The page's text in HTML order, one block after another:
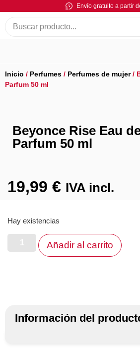
Envío gratuito a partir
Inicio / Perfumes / Perfumes de mujer/
Parfum 50 ml
Beyonce Rise Eau
Parfum 50 ml
19,99 € IVA incl.
Hay existencias
Añadir al carrito
Información del